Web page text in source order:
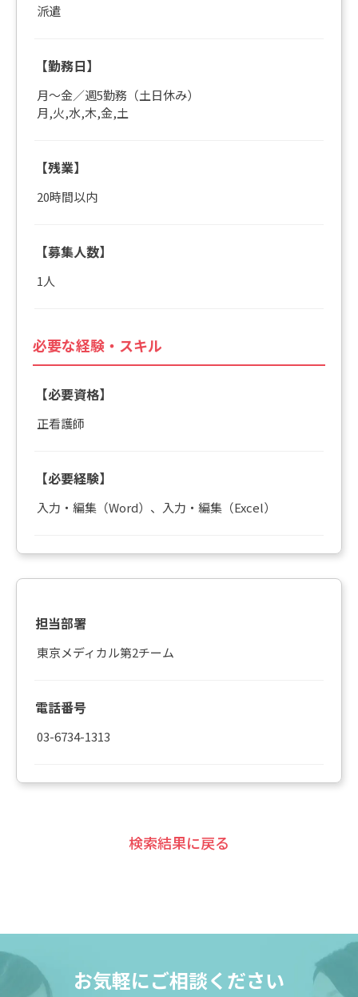
派遣
【勤務日】
月～金／週5勤務（土日休み）
月,火,水,木,金,土
【残業】
20時間以内
【募集人数】
1人
必要な経験・スキル
【必要資格】
正看護師
【必要経験】
入力・編集（Word）、入力・編集（Excel）
担当部署
東京メディカル第2チーム
電話番号
03-6734-1313
検索結果に戻る
お気軽にご相談ください